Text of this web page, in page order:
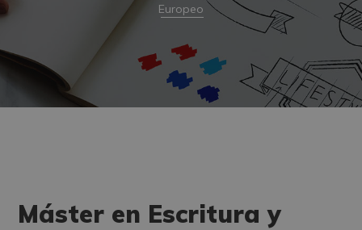
Europeo
Máster en Escritura y